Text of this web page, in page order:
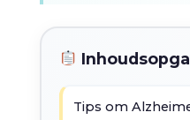
Tips om